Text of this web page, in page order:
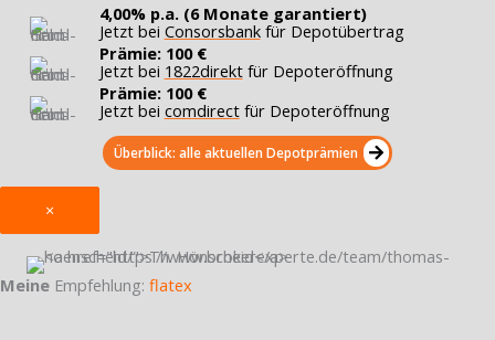
4,00% p.a. (6 Monate garantiert)
Jetzt bei Consorsbankfür Depotübertrag
Prämie: 100 €
Jetzt bei 1822direktfür Depoteröffnung
Prämie: 100 €
Jetzt bei comdirectfür Depoteröffnung
Überblick: alle aktuellen Depotprämien
×
Meine Empfehlung: flatex